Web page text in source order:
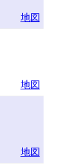
地図
地図
地図